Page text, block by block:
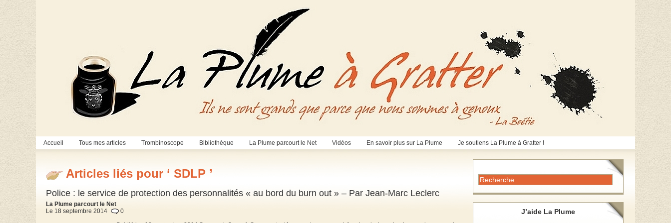
Accueil Tous mes articles Trombinoscope Bibliothèque La Plume parcourt le Net Vidéos En savoir plus sur La Plume Je soutiens La Plume à Gratter !
Articles liés pour ‘ SDLP ’
Police : le service de protection des personnalités « au bord du burn out » – Par Jean-Marc Leclerc
La Plume parcourt le Net
Le 18 septembre 2014
0
J’aide La Plume